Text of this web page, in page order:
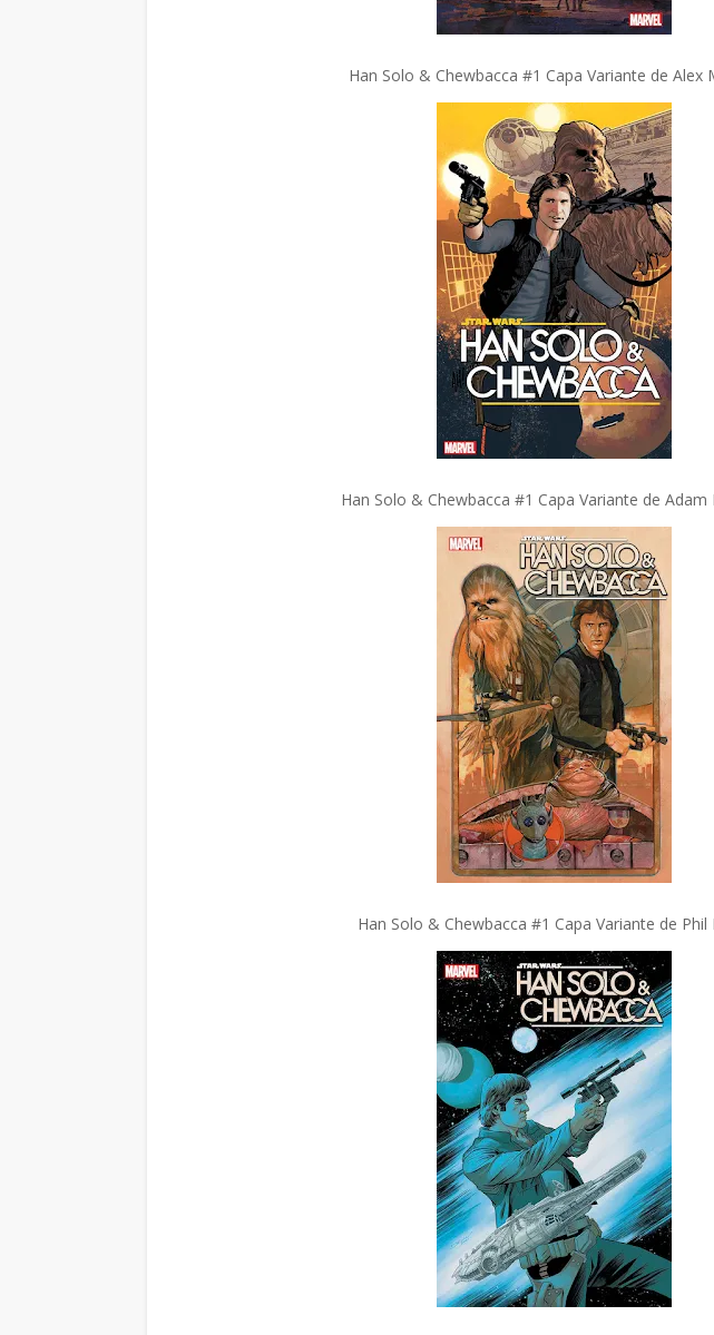
Han Solo & Chewbacca #1 Capa Variante de Alex
Han Solo & Chewbacca #1 Capa Variante de Adam
Han Solo & Chewbacca #1 Capa Variante de